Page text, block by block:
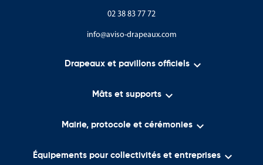
02 38 83 77 72
info@aviso-drapeaux.com
Drapeaux et pavillons officiels 
Mâts et supports 
Mairie, protocole et cérémonies 
Équipements pour collectivités et entreprises 